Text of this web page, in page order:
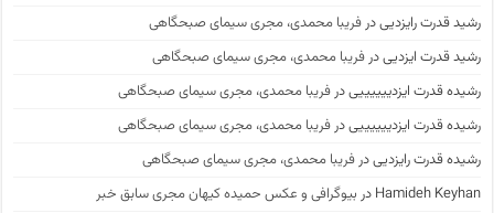
رشید قدرت رایزدییدرفریبا محمدی، مجری سیمای صبحگاهی
رشید قدرت ایزدییدرفریبا محمدی، مجری سیمای صبحگاهی
رشیده قدرت ایزدیییییییدرفریبا محمدی، مجری سیمای صبحگاهی
رشیده قدرت ایزدیییییییدرفریبا محمدی، مجری سیمای صبحگاهی
رشیده قدرت رایزدییدرفریبا محمدی، مجری سیمای صبحگاهی
Hamideh Keyhan در بیوگرافی و عکس حمیده کیهان مجری سابق خبر